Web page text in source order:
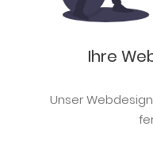
Ihre
Unser